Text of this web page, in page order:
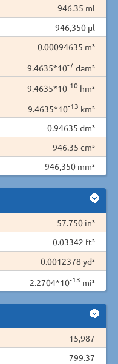
946.35 ml
946,350 µl
0.00094635 m³
9.4635*10-7 dam³
9.4635*10-10 hm³
9.4635*10-13 km³
0.94635 dm³
946.35 cm³
946,350 mm³
57.750 in³
0.03342 ft³
0.0012378 yd³
2.2704*10-13 mi³
15,987
799.37